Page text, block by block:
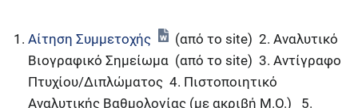
Αίτηση Συμμετοχής
(από το site) 2. Αναλυτικό
Βιογραφικό Σημείωμα (από το site) 3. Αντίγραφο
Πτυχίου/Διπλώματος 4. Πιστοποιητικό
Αναλυτικής Βαθμολογίας (με ακριβή Μ.Ο.) 5.